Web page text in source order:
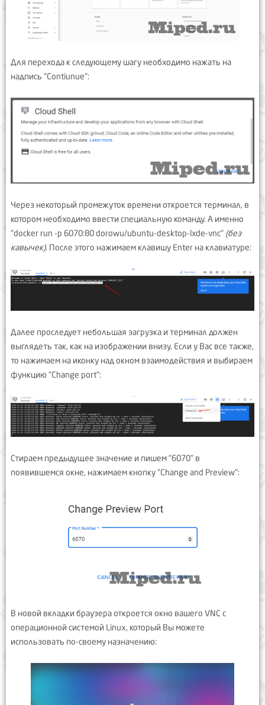
Для перехода к следующему шагу необходимо нажать на
надпись "Contiunue":
Через некоторый промежуток времени откроется терминал, в
котором необходимо ввести специальную команду. А именно
"docker run -p 6070:80 dorowu/ubuntu-desktop-lxde-vnc" (без
кавычек). После этого нажимаем клавишу Enter на клавиатуре:
Далее проследует небольшая загрузка и терминал должен
выглядеть так, как на изображении внизу. Если у Вас все также,
то нажимаем на иконку над окном взаимодействия и выбираем
функцию "Change port":
Стираем предыдущее значение и пишем "6070" в
появившемся окне, нажимаем кнопку "Change and Preview":
В новой вкладки браузера откроется окно вашего VNC с
операционной системой Linux, который Вы можете
использовать по-своему назначению: